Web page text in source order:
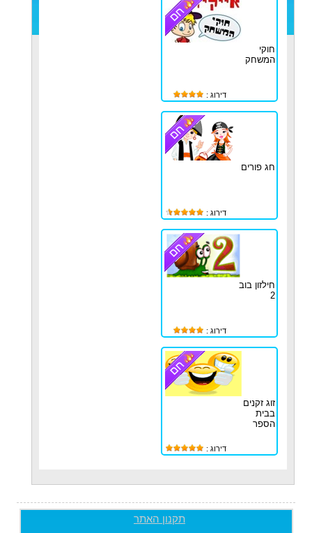
חוקי
המשחק
דירוג :
חג פורים
דירוג :
חילזון בוב
2
דירוג :
זוג זקנים
בבית
הספר
דירוג :
תקנון האתר